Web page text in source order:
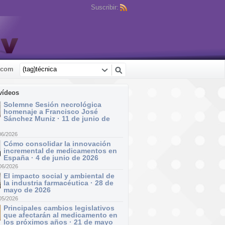
Suscribir:
Solemne Sesión necrológica
homenaje a Francisco José
Sánchez Muniz · 11 de junio de
2026
Cómo consolidar la innovación
incremental de medicamentos en
España · 4 de junio de 2026
2026
El impacto social y ambiental de
la industria farmacéutica · 28 de
mayo de 2026
2026
Principales cambios legislativos
que afectarán al medicamento en
los próximos años · 21 de mayo